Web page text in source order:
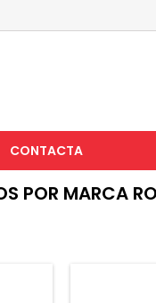
CONTACTA
POR MARCA